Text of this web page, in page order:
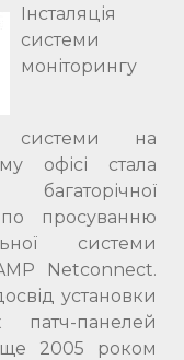
Інсталяція
системи
моніторингу
системи на
офісі стала
по просуванню
системи
Netconnect.
установки
патч-панелей
ще 2005 роком